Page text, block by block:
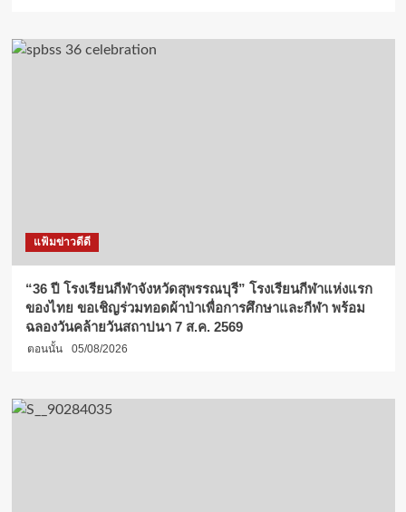
แฟ้มข่าวดีดี
“36 ปี โรงเรียนกีฬาจังหวัดสุพรรณบุรี” โรงเรียนกีฬาแห่งแรก
ของไทย ขอเชิญร่วมทอดผ้าป่าเพื่อการศึกษาและกีฬา พร้อม
ฉลองวันคล้ายวันสถาปนา 7 ส.ค. 2569
ตอนนั้น 05/08/2026